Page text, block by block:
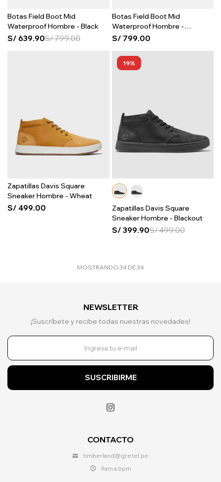
Botas Field Boot Mid
Waterproof Hombre - Black
S/ 639.90S/799.00
Botas Field Boot Mid
Waterproof Hombre -
Chocolate
S/ 799.00
Zapatillas Davis Square
Sneaker Hombre - Wheat
S/ 499.00
19
Zapatillas Davis Square
Sneaker Hombre - Blackout
S/ 399.90S/499.00
MOSTRANDO 34 DE34
CONTACTO
timberland@gretel.pe
9am a 6pm
NEWSLETTER
¡Suscríbete y recibe todas nuestras novedades!
SUSCRIBIRME
